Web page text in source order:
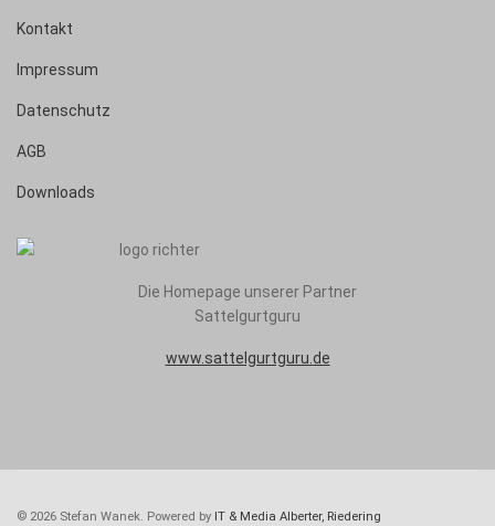
Kontakt
Impressum
Datenschutz
AGB
Downloads
Die Homepage unserer Partner
Sattelgurtguru
www.sattelgurtguru.de
© 2026 Stefan Wanek. Powered by IT & Media Alberter, Riedering